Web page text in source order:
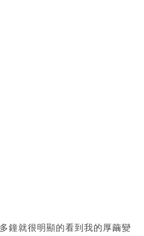
鐘就很明顯的看到我的厚繭變